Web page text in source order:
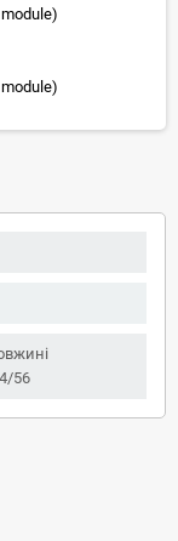
56